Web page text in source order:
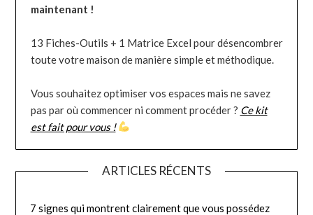
maintenant !
13 Fiches-Outils + 1 Matrice Excel pour désencombrer
toute votre maison de manière simple et méthodique.
Vous souhaitez optimiser vos espaces mais ne savez
pas par où commencer ni comment procéder ? Ce kit
est fait pour vous !
ARTICLES RÉCENTS
7 signes qui montrent clairement que vous possédez